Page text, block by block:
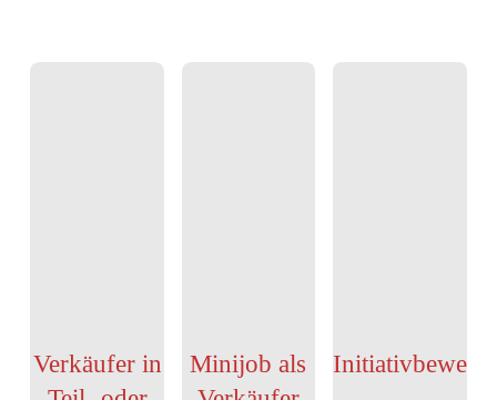
Verkäufer in
Minijob als